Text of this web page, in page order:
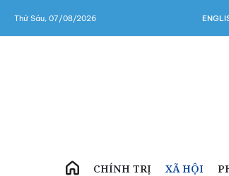
Thứ Sáu, 07/08/2026
CHÍNH TRỊ XÃ HỘI